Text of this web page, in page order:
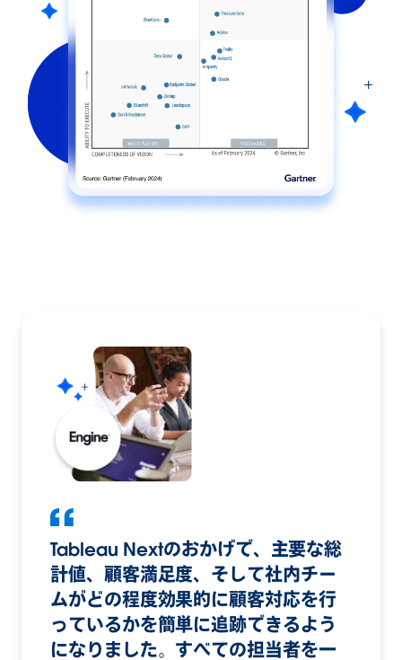
Tableau Nextのおかげで、主要な総
計値、顧客満足度、そして社内チー
ムがどの程度効果的に顧客対応を行
っているかを簡単に追跡できるよう
になりました。すべての担当者を一